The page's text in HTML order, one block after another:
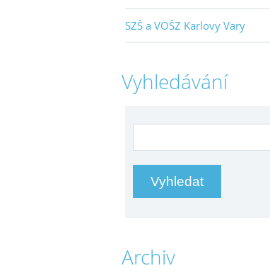
SZŠ a VOŠZ Karlovy Vary
Vyhledávání
Archiv